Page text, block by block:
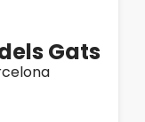
Gats